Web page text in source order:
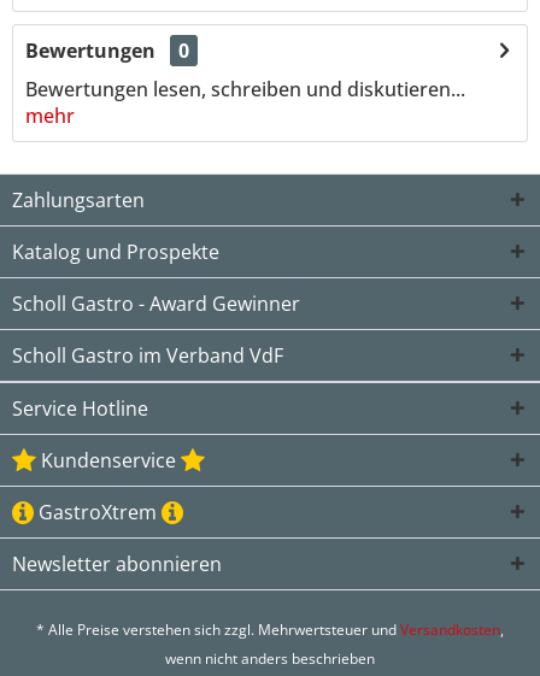
Bewertungen
0
Bewertungen lesen, schreiben und diskutieren...
mehr
Zahlungsarten
Katalog und Prospekte
Scholl Gastro - Award Gewinner
Scholl Gastro im Verband VdF
Service Hotline
Kundenservice
GastroXtrem
Newsletter abonnieren
* Alle Preise verstehen sich zzgl. Mehrwertsteuer undVersandkosten,
wenn nicht anders beschrieben